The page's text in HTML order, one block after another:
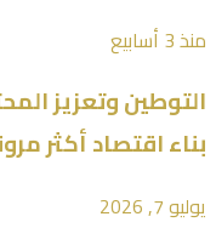
منذ 3 أسابيع
التوطين وتعزيز
بناء اقتصاد أكثر
يوليو 7, 2026